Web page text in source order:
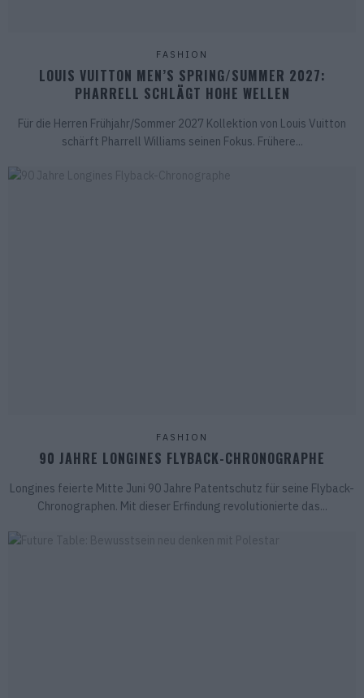
FASHION
LOUIS VUITTON MEN’S SPRING/SUMMER 2027:
PHARRELL SCHLÄGT HOHE WELLEN
Für die Herren Frühjahr/Sommer 2027 Kollektion von Louis Vuitton
schärft Pharrell Williams seinen Fokus. Frühere...
FASHION
90 JAHRE LONGINES FLYBACK-CHRONOGRAPHE
Longines feierte Mitte Juni 90 Jahre Patentschutz für seine Flyback-
Chronographen. Mit dieser Erfindung revolutionierte das...